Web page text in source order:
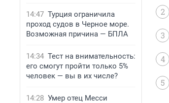
14:47 Турция ограничила
проход судов в Черное море.
Возможная причина — БПЛА
14:34 Тест на внимательность:
его смогут пройти только 5%
человек — вы в их числе?
14:28 Умер отец Месси
2
3
4
5